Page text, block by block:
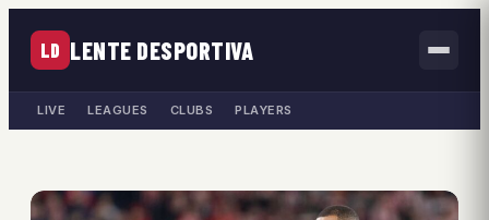
LD LENTE DESPORTIVA
LIVE LEAGUES CLUBS PLAYERS